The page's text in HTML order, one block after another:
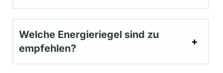
Welche Energieriegel sind zu
empfehlen?